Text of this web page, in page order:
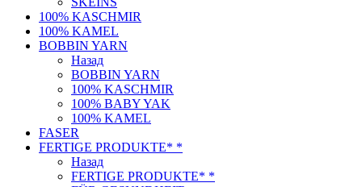
100% KASCHMIR
100% KAMEL
BOBBIN YARN
Назад
BOBBIN YARN
100% KASCHMIR
100% BABY YAK
100% KAMEL
FASER
FERTIGE PRODUKTE* *
Назад
FERTIGE PRODUKTE* *